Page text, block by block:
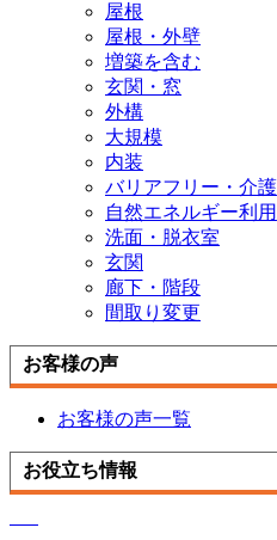
屋根
屋根・外壁
増築を含む
玄関・窓
外構
大規模
内装
バリアフリー・介護
自然エネルギー利用
洗面・脱衣室
玄関
廊下・階段
間取り変更
お客様の声
お客様の声一覧
お役立ち情報